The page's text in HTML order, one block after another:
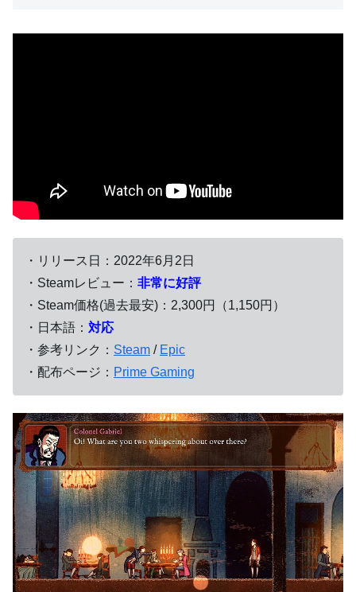
・リリース日：2022年6月2日
・Steamレビュー： 非常に好評
・Steam価格(過去最安)：2,300円（1,150円）
・日本語： 対応
・参考リンク： Steam / Epic
・配布ページ： Prime Gaming